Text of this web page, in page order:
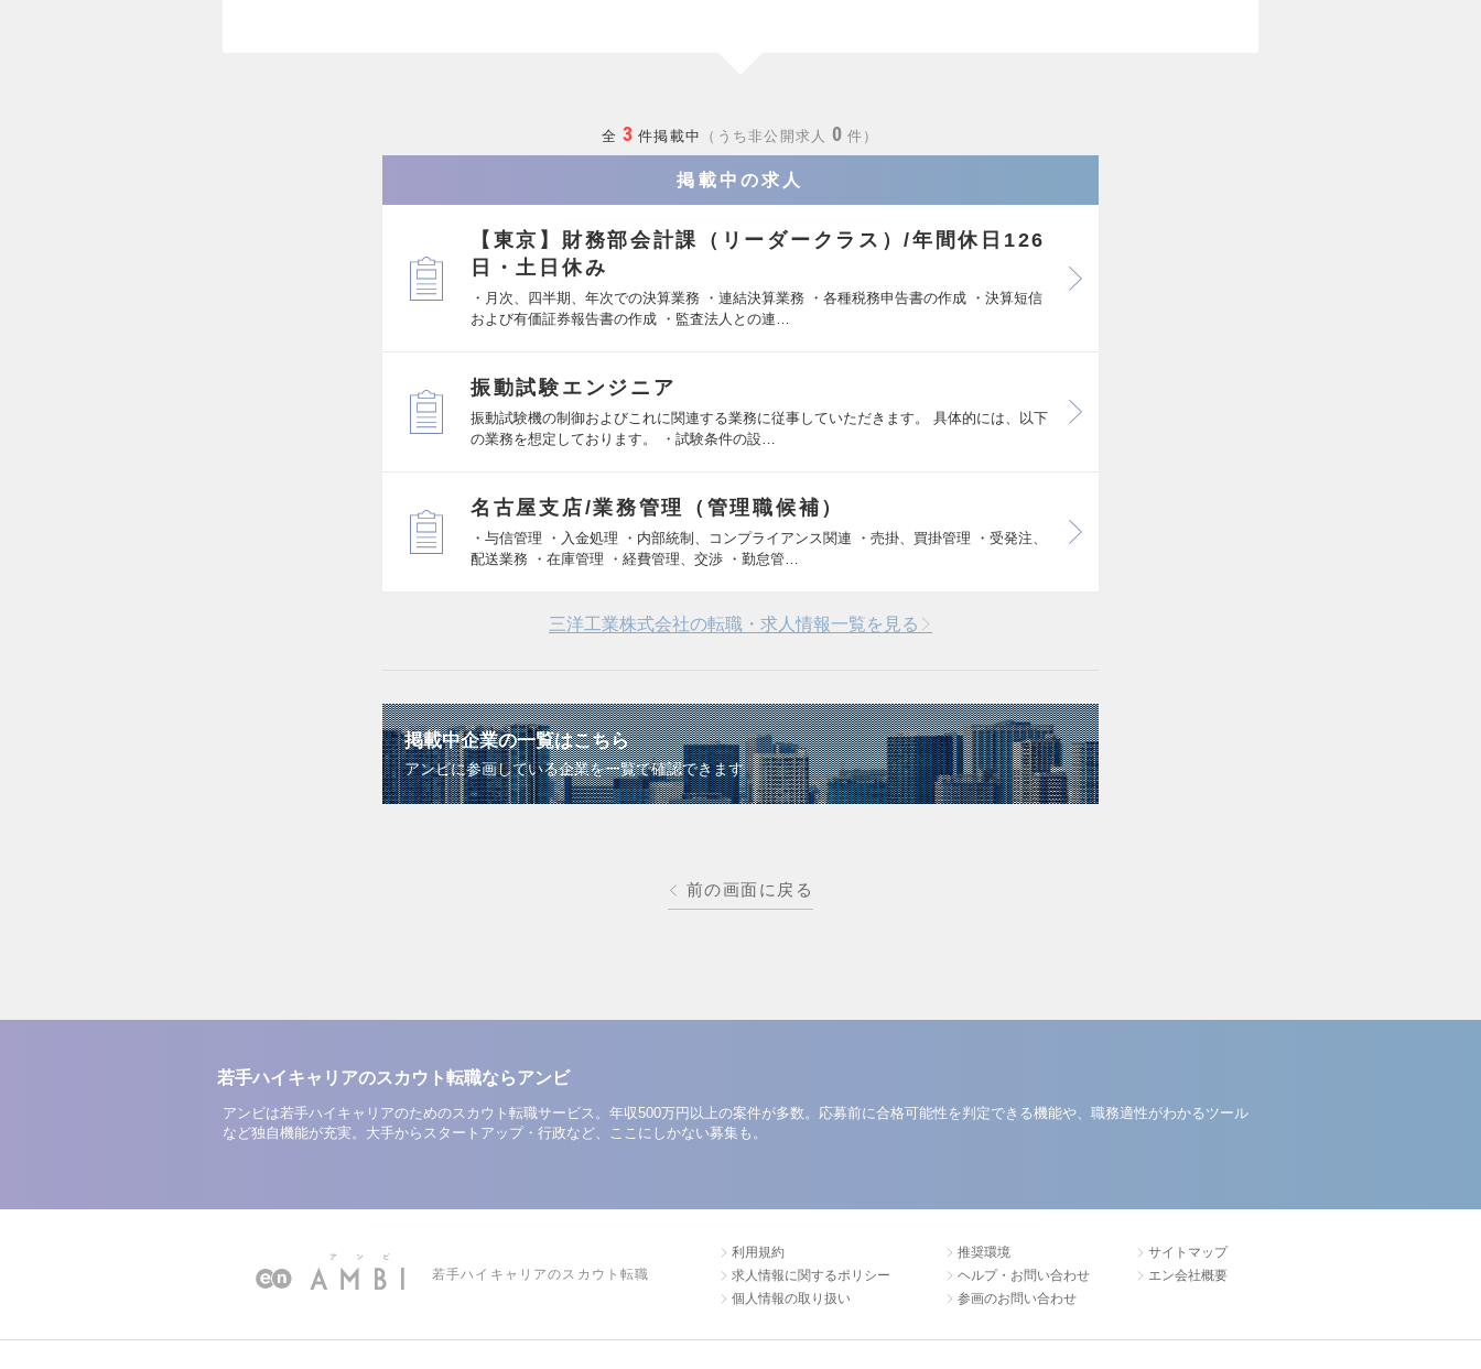
全 3 件掲載中 うち非公開求人 0 件
掲載中の求人
【東京】財務部会計課（リーダークラス）/年間休日126
日・土日休み
・月次、四半期、年次での決算業務 ・連結決算業務 ・各種税務申告書の作成 ・決算短信
および有価証券報告書の作成 ・監査法人との連…
振動試験エンジニア
振動試験機の制御およびこれに関連する業務に従事していただきます。 具体的には、以下
の業務を想定しております。 ・試験条件の設…
名古屋支店/業務管理（管理職候補）
・与信管理 ・入金処理 ・内部統制、コンプライアンス関連 ・売掛、買掛管理 ・受発注、
配送業務 ・在庫管理 ・経費管理、交渉 ・勤怠管…
三洋工業株式会社の転職・求人情報一覧を見る
掲載中企業の一覧はこちら
アンビに参画している企業を一覧で確認できます
前の画面に戻る
若手ハイキャリアのスカウト転職ならアンビ
アンビは若手ハイキャリアのためのスカウト転職サービス。年収500万円以上の案件が多数。応募前に合格可能性を判定できる機能や、職務適性がわかるツール
など独自機能が充実。大手からスタートアップ・行政など、ここにしかない募集も。
若手ハイキャリアのスカウト転職
利用規約
求人情報に関するポリシー
個人情報の取り扱い
推奨環境
ヘルプ・お問い合わせ
参画のお問い合わせ
サイトマップ
エン会社概要